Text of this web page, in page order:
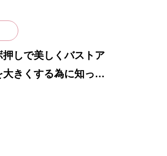
押しで美しくバストア
大きくする為に知って
押しとは？